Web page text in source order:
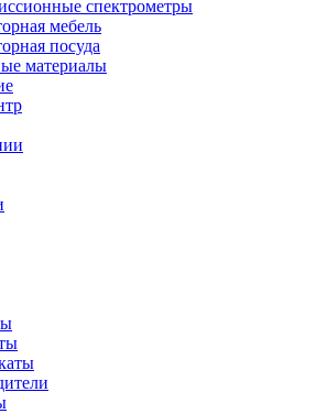
спектрометры
мебель
посуда
материалы